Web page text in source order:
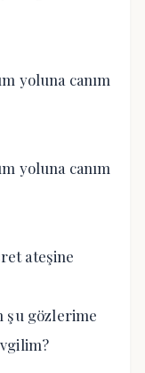
yoluna canım
yoluna canım
ateşine
şu gözlerime